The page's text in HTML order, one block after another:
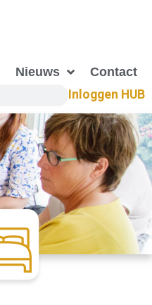
Nieuws Contact
Inloggen HUB